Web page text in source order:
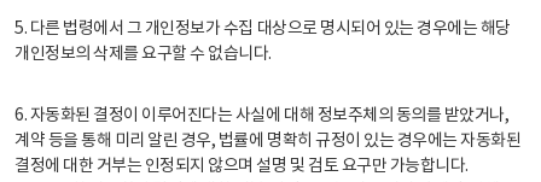
5. 다른 법령에서 그 개인정보가 수집 대상으로 명시되어 있는 경우에는 해당
개인정보의 삭제를 요구할 수 없습니다.
6. 자동화된 결정이 이루어진다는 사실에 대해 정보주체의 동의를 받았거나,
계약 등을 통해 미리 알린 경우, 법률에 명확히 규정이 있는 경우에는 자동화된
결정에 대한 거부는 인정되지 않으며 설명 및 검토 요구만 가능합니다.